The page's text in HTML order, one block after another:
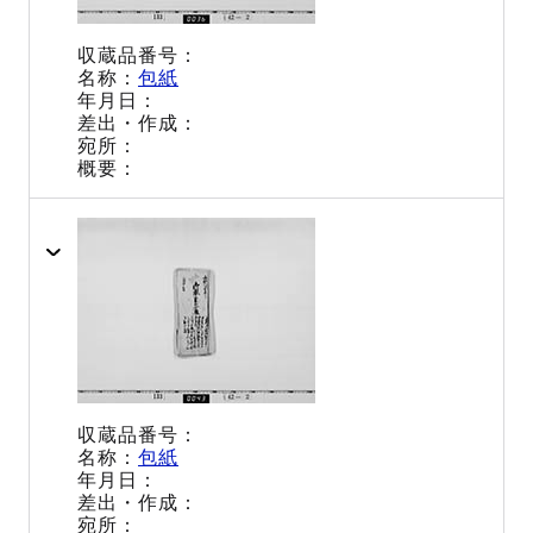
包紙
包紙